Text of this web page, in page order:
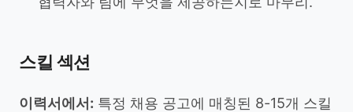
스킬 섹션
이력서에서: 특정 채용 공고에 매칭된 8-15개 스킬